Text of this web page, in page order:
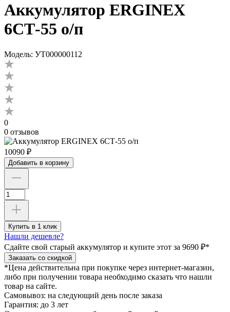
Аккумулятор ERGINEX
6СТ-55 о/п
Модель: УТ000000112
0
0 отзывов
10090 ₽
Добавить в корзину
Купить в 1 клик
Нашли дешевле?
Сдайте свой старый аккумулятор и купите этот за 9690 ₽*
Заказать со скидкой
*Цена действительна при покупке через интернет-магазин,
либо при получении товара необходимо сказать что нашли
товар на сайте.
Самовывоз: на следующий день после заказа
Гарантия: до 3 лет